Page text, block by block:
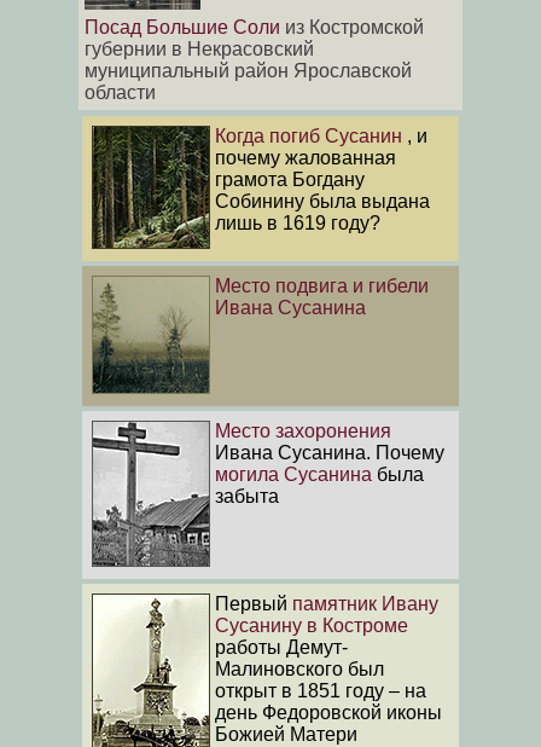
Посад Большие Соли из Костромской
губернии в Некрасовский
муниципальный район Ярославской
области
Когда погиб Сусанин , и
почему жалованная
грамота Богдану
Собинину была выдана
лишь в 1619 году?
Место подвига и гибели
Ивана Сусанина
Место захоронения
Ивана Сусанина. Почему
могила Сусанина была
забыта
Первый памятник Ивану
Сусанину в Костроме
работы Демут-
Малиновского был
открыт в 1851 году – на
день Федоровской иконы
Божией Матери